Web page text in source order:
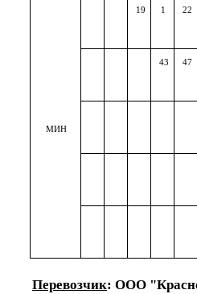
МИН
19 1 22
43 47
Перевозчик: ООО